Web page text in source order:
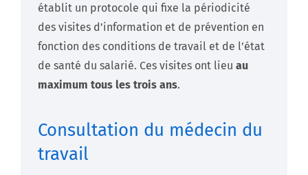
établit un protocole qui fixe la périodicité
des visites d’information et de prévention en
fonction des conditions de travail et de l’état
de santé du salarié. Ces visites ont lieu au
maximum tous les trois ans.
Consultation du médecin du
travail